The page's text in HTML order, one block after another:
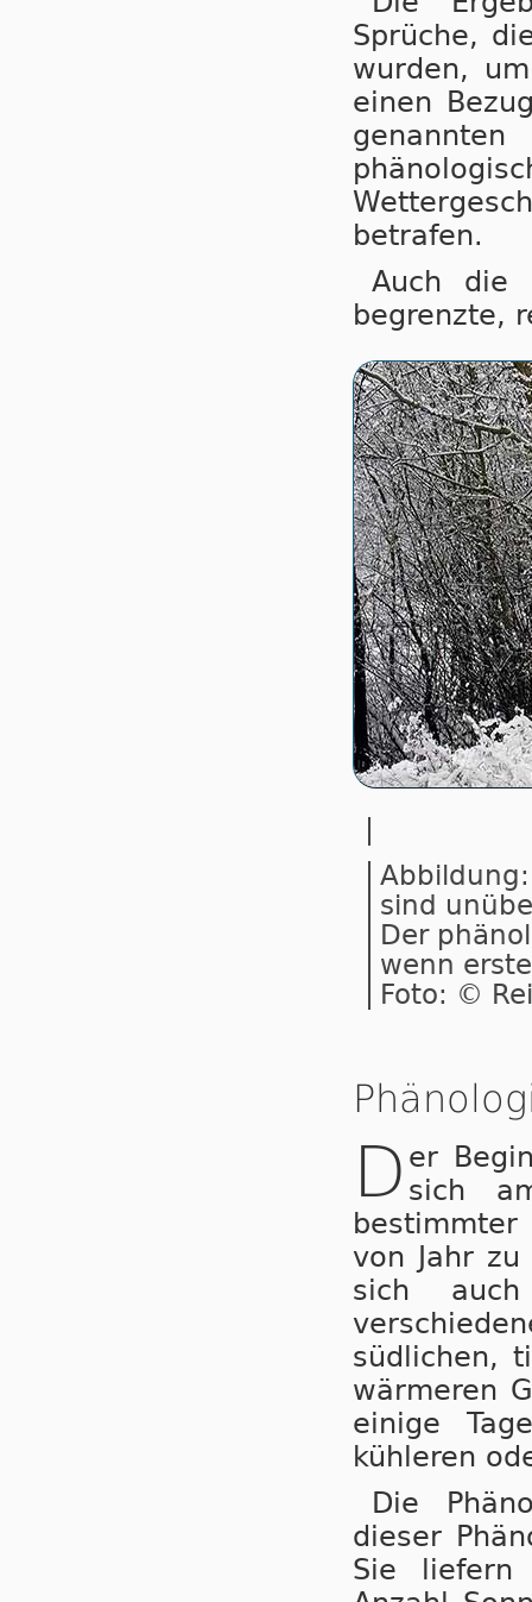
Sprüche,
wurden,
einen
betrafen.
Auch die
begrenzte,
sind
Der
wenn
Foto: ©
D er
sich
von Jahr
sich
südlichen,
wärmeren
einige
kühleren
Die
dieser
Sie liefern